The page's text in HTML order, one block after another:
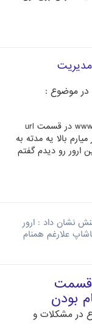
در موضوع :
ممنون از شما بابت پاسخگویی سریع بله بدون www در قسمت url
بالا یه مدته به
ارور رو دیدم گفتم
نشان داد : ارور
علارغم همنام
قسمت
بودن
در مشکلات و